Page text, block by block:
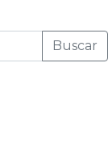
Buscar